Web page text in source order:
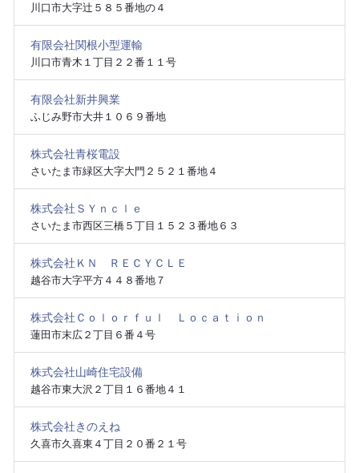
川口市大字辻５８５番地の４
有限会社関根小型運輸
川口市青木１丁目２２番１１号
有限会社新井興業
ふじみ野市大井１０６９番地
株式会社青桜電設
さいたま市緑区大字大門２５２１番地４
株式会社ＳＹｎｃｌｅ
さいたま市西区三橋５丁目１５２３番地６３
株式会社ＫＮ ＲＥＣＹＣＬＥ
越谷市大字平方４４８番地７
株式会社Ｃｏｌｏｒｆｕｌ Ｌｏｃａｔｉｏｎ
蓮田市末広２丁目６番４号
株式会社山崎住宅設備
越谷市東大沢２丁目１６番地４１
株式会社きのえね
久喜市久喜東４丁目２０番２１号